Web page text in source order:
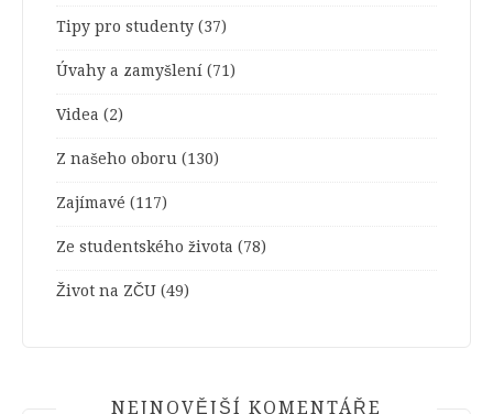
Tipy pro studenty (37)
Úvahy a zamyšlení (71)
Videa (2)
Z našeho oboru (130)
Zajímavé (117)
Ze studentského života (78)
Život na ZČU (49)
NEJNOVĚJŠÍ KOMENTÁŘE